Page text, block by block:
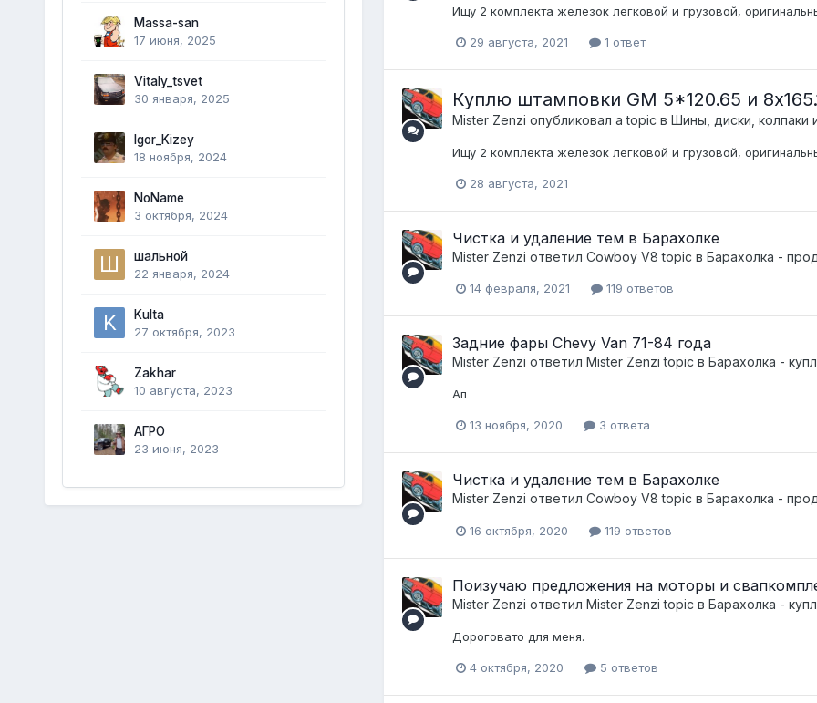
Massa-san
17 июня, 2025
Vitaly_tsvet
30 января, 2025
Igor_Kizey
18 ноября, 2024
NoName
3 октября, 2024
шальной
22 января, 2024
Kulta
27 октября, 2023
Zakhar
10 августа, 2023
АГРО
23 июня, 2023
Ищу 2 комплекта железок легковой и грузовой,
29 августа, 2021 1 ответ
Куплю штамповки GM 5*120.65 и
Mister Zenzi опубликовал a topic в Шины, диски, колпаки
Ищу 2 комплекта железок легковой и грузовой,
28 августа, 2021
Чистка и удаление тем в Барахолке
Mister Zenzi ответил Cowboy V8 topic в Барахолка -
14 февраля, 2021 119 ответов
Задние фары Chevy Van 71-84 года
Mister Zenzi ответил Mister Zenzi topic в Барахолка -
Ап
13 ноября, 2020 3 ответа
Чистка и удаление тем в Барахолке
Mister Zenzi ответил Cowboy V8 topic в Барахолка -
16 октября, 2020 119 ответов
Поизучаю предложения на моторы и
Mister Zenzi ответил Mister Zenzi topic в Барахолка -
Дороговато для меня.
4 октября, 2020 5 ответов